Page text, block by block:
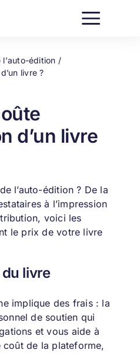
l'auto-édition
livre ?
d’un livre
l’auto-édition ? De la
à l’impression
voici les
le prix de votre livre
livre
implique des frais : la
de soutien qui
et vous aide à
de la plateforme,